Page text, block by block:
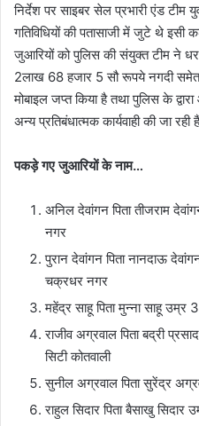
निर्देश पर साइबर सेल प्रभारी एंड
गतिविधियों की पतासाजी में जुटे थे
जुआरियों को पुलिस की संयुक्त टीम ने धर
2लाख 68 हजार 5 सौ रूपये नगदी
मोबाइल जप्त किया है तथा पुलिस के
अन्य प्रतिबंधात्मक कार्यवाही की जा रही हैं
पकड़े गए जुआरियों के नाम…
अनिल देवांगन पिता तीजराम
नगर
पुरान देवांगन पिता नानदाऊ
चक्रधर नगर
महेंद्र साहू पिता मुन्ना साहू उम्र
राजीव अग्रवाल पिता बद्री
सिटी कोतवाली
सुनील अग्रवाल पिता सुरेंद्र
राहुल सिदार पिता बैसाखु सिदार